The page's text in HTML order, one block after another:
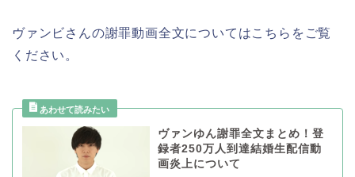
ヴァンビさんの謝罪動画全文についてはこちらをご覧
ください。
ヴァンゆん謝罪全文まとめ！登
録者250万人到達結婚生配信動
画炎上について